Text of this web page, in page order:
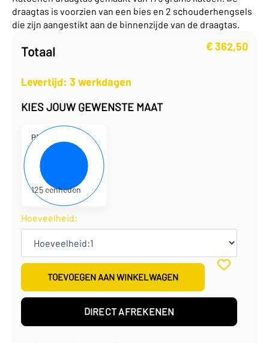
draagtas is voorzien van een bies en 2 schouderhengsels
die zijn aangestikt aan de binnenzijde van de draagtas.
Totaal €362,50
Levertijd: 3 werkdagen
KIES JOUW GEWENSTE MAAT
P101942
38 x 10 x 42 cm
2,90 per eenheid
362,50 per doos
125 eenheden
Hoeveelheid:
TOEVOEGEN AAN WINKELWAGEN
DIRECT AFREKENEN